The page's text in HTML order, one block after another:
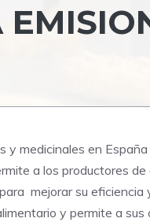
y medicinales en
a los productores
mejorar su eficiencia
y permite a sus